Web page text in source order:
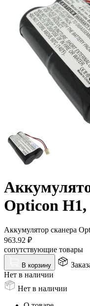
Opticon H1,
Аккумулятор сканера
963.92 ₽
сопутствующие товары
В корзину
Нет в наличии
Нет в наличии